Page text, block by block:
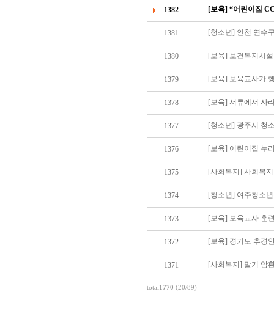
1382 [보육] “어린이집
1381 [청소년] 인천 연수
1380 [보육] 보건복지시
1379 [보육] 보육교사가
1378 [보육] 서류에서 사
1377 [청소년] 광주시 청
1376
1375 [사회복지] 사회복
1374 [청소년] 여주청소
1373 [보육] 보육교사 훈
1372
1371
total1770 (20/89)